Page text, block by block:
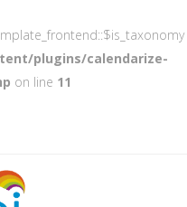
plugins/calendarize-
on line 11